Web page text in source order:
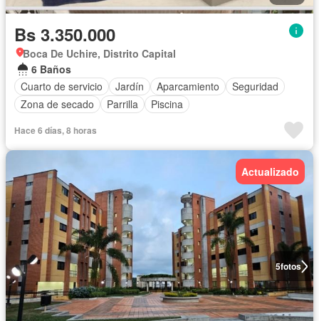
Bs 3.350.000
Boca De Uchire, Distrito Capital
6 Baños
Cuarto de servicio
Jardín Aparcamiento
Seguridad
Zona de secado
Parrilla Piscina
Hace 6 días, 8 horas
5fotos
Actualizado